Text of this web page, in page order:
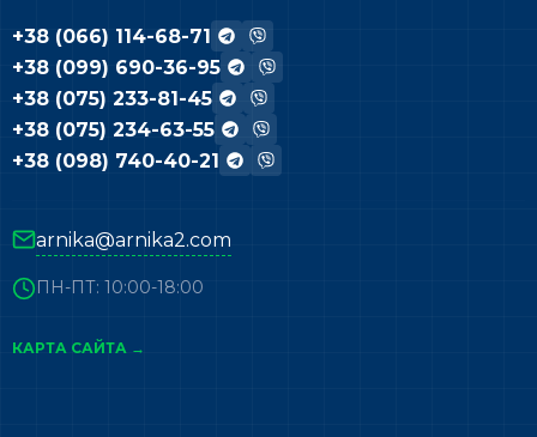
+38 (066) 114-68-71
+38 (099) 690-36-95
+38 (075) 233-81-45
+38 (075) 234-63-55
+38 (098) 740-40-21
arnika@arnika2.com
ПН-ПТ: 10:00-18:00
КАРТА САЙТА →